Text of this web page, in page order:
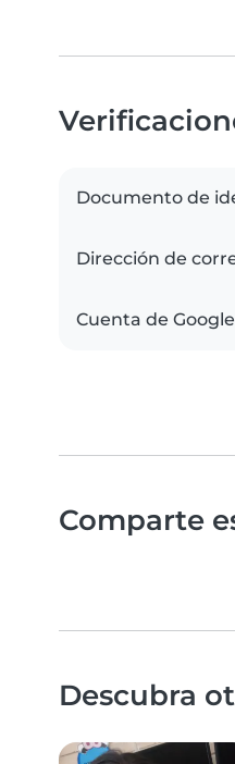
Documento de
Dirección de
Cuenta de Google
Comparte
Descubra